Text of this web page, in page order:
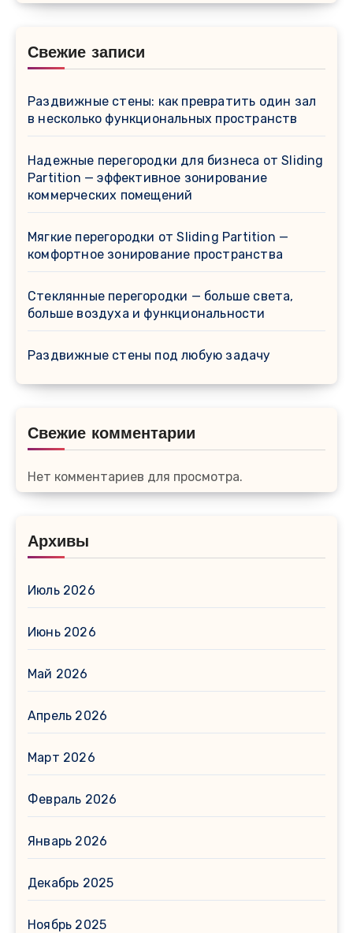
Свежие записи
Раздвижные стены: как превратить один зал
в несколько функциональных пространств
Надежные перегородки для бизнеса от Sliding
Partition — эффективное зонирование
коммерческих помещений
Мягкие перегородки от Sliding Partition —
комфортное зонирование пространства
Стеклянные перегородки — больше света,
больше воздуха и функциональности
Раздвижные стены под любую задачу
Свежие комментарии
Нет комментариев для просмотра.
Архивы
Июль 2026
Июнь 2026
Май 2026
Апрель 2026
Март 2026
Февраль 2026
Январь 2026
Декабрь 2025
Ноябрь 2025